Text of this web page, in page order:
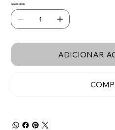
Quantidade
ADICIONAR